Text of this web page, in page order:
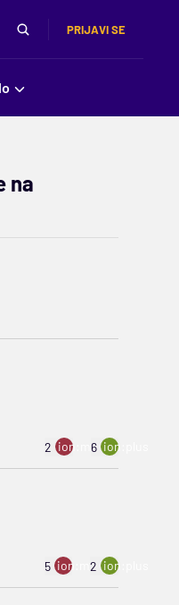
PRIJAVI SE
na
2 ion:minus
6 ion:plus
5 ion:minus
2 ion:plus